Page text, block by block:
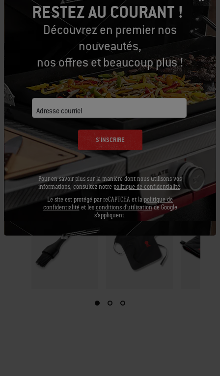
Équipons-nous
Outils conseillés
Pinceau à
badigeonner
Premium
Afficher
les
détails
Tablier - Noir
Gant de
RESTEZ AU COURANT !
Découvrez en premier nos
nouveautés,
nos offres et beaucoup plus !
Adresse courriel
S'INSCRIRE
Pour en savoir plus sur la manière dont nous utilisons vos
informations, consultez notre politique de confidentialité
Le site est protégé par reCAPTCHA et lapolitique de
confidentialité et les conditions d'utilisationde Google
s'appliquent.